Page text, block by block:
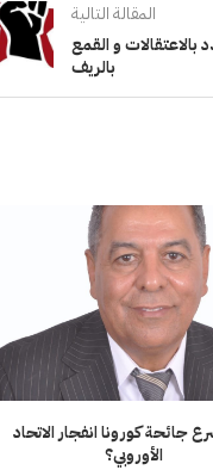
المقالة التالية
بالاعتقالات و القمع
بالريف
جائحة كورونا انفجار الاتحاد
الأوروبي؟